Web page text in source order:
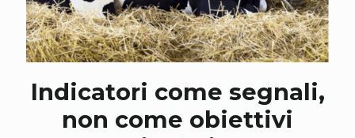
Indicatori come segnali,
non come obiettivi